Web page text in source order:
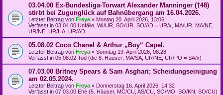
03.04.00 Ex-Bundesliga-Torwart Alexander Manninger (†48)
stirbt bei Zugunglück auf Bahnübergang am 16.04.2026.
Letzter Beitrag von Freya « Montag 20. April 2026, 13:06
Verfasst in 03.04.00 Unfälle, WI/UR, SO/UR, SO/AD = UR/x, MA/UR, MA/NE,
UR/NE, UR/HA, UR/AD
05.08.02 Coco Chanel & Arthur „Boy“ Capel.
Letzter Beitrag von Freya « Sonntag 19. April 2026, 08:28
Verfasst in 05.08.02 Tod (die 8. Häuser; MA/SA, UR/NE, UR/PO = SA/x)
07.03.00 Britney Spears & Sam Asghari; Scheidungseinigung
am 02.05.2024.
Letzter Beitrag von Freya « Donnerstag 16. April 2026, 14:32
Verfasst in 07.03.00 Ehe (5. Häuser, MC/CU, AS/CU, SO/MO, SO/KN, SO/CU)